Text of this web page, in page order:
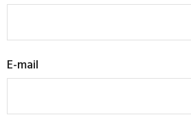
E-mail